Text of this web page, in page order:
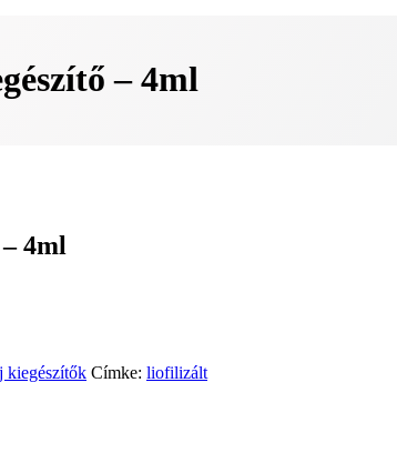
– 4ml
4ml
kiegészítők Címke: liofilizált